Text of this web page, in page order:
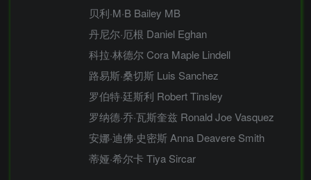
贝利·M·B Bailey MB
丹尼尔·厄根 Daniel Eghan
科拉·林德尔 Cora Maple Lindell
路易斯·桑切斯 Luis Sanchez
罗伯特·廷斯利 Robert Tinsley
罗纳德·乔·瓦斯奎兹 Ronald Joe Vasquez
安娜·迪佛·史密斯 Anna Deavere Smith
蒂娅·希尔卡 Tiya Sircar